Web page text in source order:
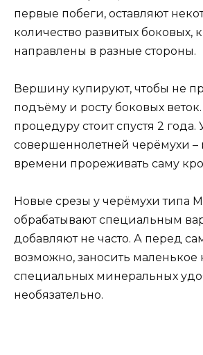
первые побеги, оставляют
количество развитых боковых,
направлены в разные стороны.
Вершину купируют, чтобы не
подъёму и росту боковых
процедуру стоит спустя 2 года.
совершеннолетней черёмухи –
времени прореживать саму
Новые срезы у черёмухи типа
обрабатывают специальным
добавляют не часто. А перед
возможно, заносить маленькое
специальных минеральных
необязательно.